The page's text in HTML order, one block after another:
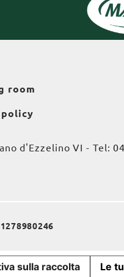
room
policy
d'Ezzelino VI - Tel:
sulla raccolta Le